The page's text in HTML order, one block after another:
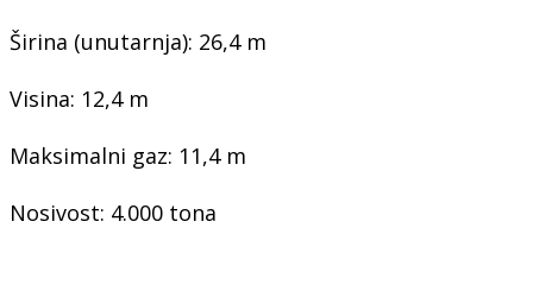
Širina (unutarnja): 26,4 m
Visina: 12,4 m
Maksimalni gaz: 11,4 m
Nosivost: 4.000 tona